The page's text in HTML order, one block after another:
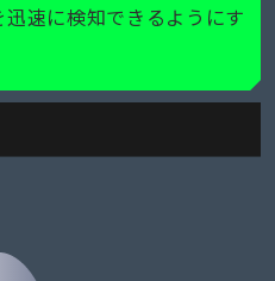
速に検知できるようにす